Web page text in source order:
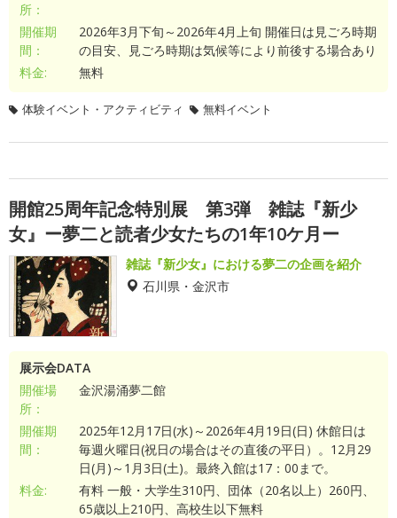
所：
開催期
間：
2026年3月下旬～2026年4月上旬 開催日は見ごろ時期
の目安、見ごろ時期は気候等により前後する場合あり
料金:
無料
体験イベント・アクティビティ 無料イベント
開館25周年記念特別展 第3弾 雑誌『新少
女』ー夢二と読者少女たちの1年10ケ月ー
雑誌『新少女』における夢二の企画を紹介
石川県・金沢市
展示会DATA
開催場
所：
金沢湯涌夢二館
開催期
間：
2025年12月17日(水)～2026年4月19日(日) 休館日は
毎週火曜日(祝日の場合はその直後の平日）。12月29
日(月)～1月3日(土)。最終入館は17：00まで。
料金:
有料 一般・大学生310円、団体（20名以上）260円、
65歳以上210円、高校生以下無料